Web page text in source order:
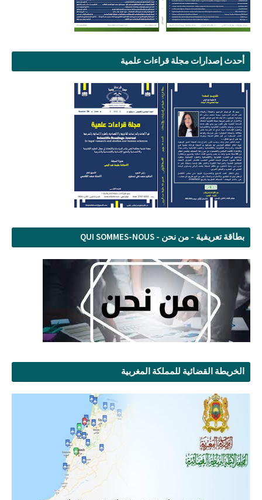
أحدث إصدارات مجلة قراءات علمية
بطاقة تعريفية - من نحن - QUI SOMMES-NOUS
الخريطة القضائية للمملكة المغربية